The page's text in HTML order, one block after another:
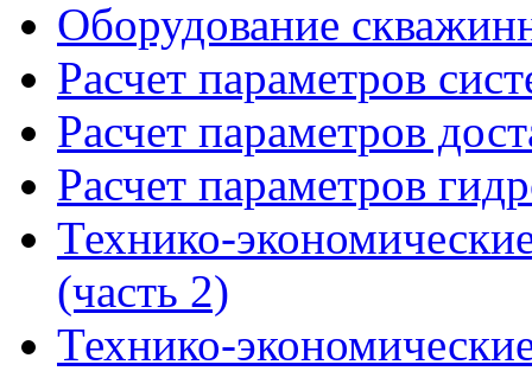
Оборудование
Расчет параметров
Расчет параметров
Расчет параметров
Технико-
(часть 2)
Технико-